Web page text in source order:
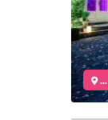
...